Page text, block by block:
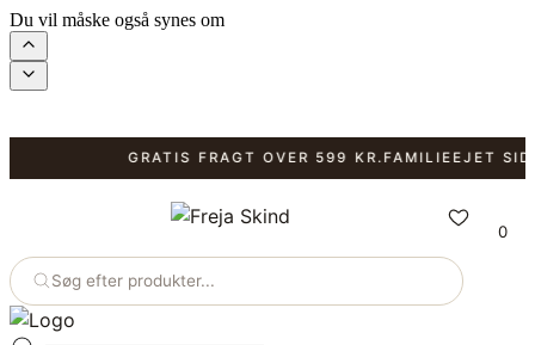
Du vil måske også synes om
GRATIS FRAGT OVER 599 KR.FAMILIEEJET
Søg efter produkter...
0